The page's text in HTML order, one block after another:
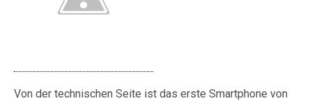
Von der technischen Seite ist das erste Smartphone von